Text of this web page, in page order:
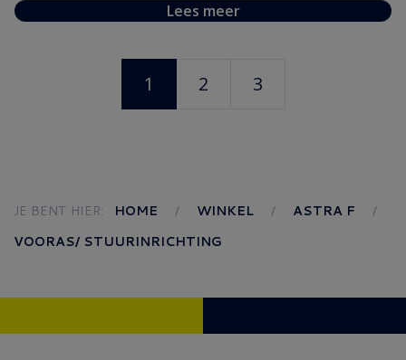
Lees meer
1 2 3
JE BENT HIER: HOME WINKEL
ASTRA F
VOORAS/ STUURINRICHTING